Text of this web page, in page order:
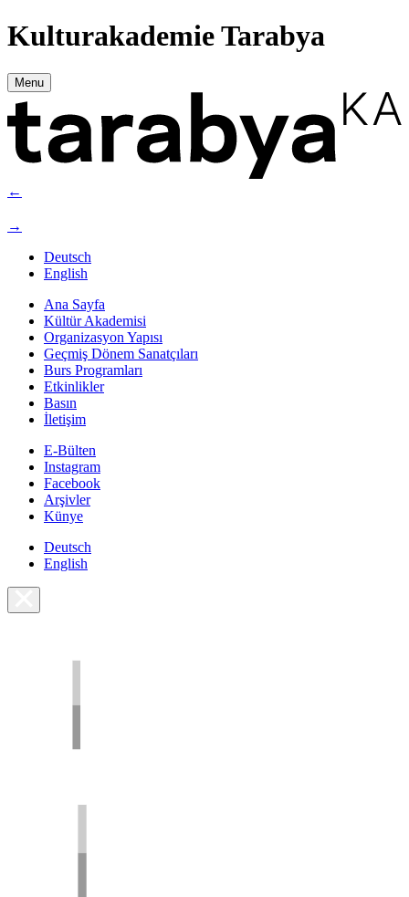
Kulturakademie Tarabya
Menu
←
→
Deutsch
English
Ana Sayfa
Kültür Akademisi
Organizasyon Yapısı
Geçmiş Dönem Sanatçıları
Burs Programları
Etkinlikler
Basın
İletişim
E-Bülten
Instagram
Facebook
Arşivler
Künye
Deutsch
English